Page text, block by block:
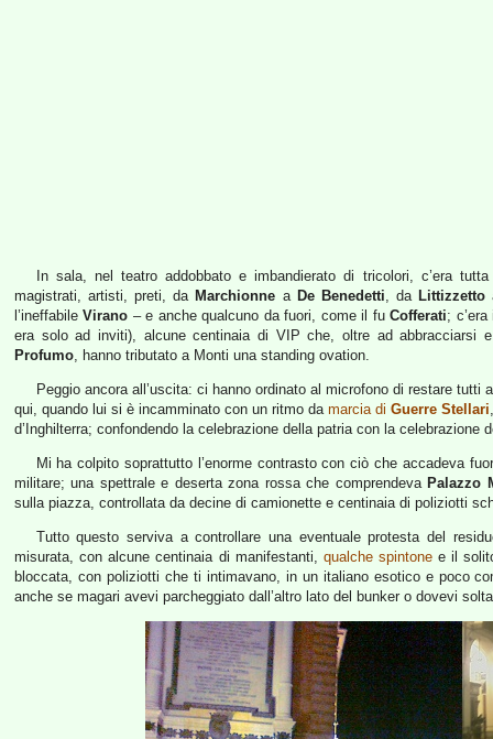
In sala, nel teatro addobbato e imbandierato di tricolori, c’era
magistrati, artisti, preti, da Marchionne a De Benedetti, da Littizzetto
l’ineffabileVirano – e anche qualcuno da fuori, come il fuCofferati;
era solo ad inviti), alcune centinaia di VIP che, oltre ad
Profumo, hanno tributato a Monti una standing ovation.
Peggio ancora all’uscita: ci hanno ordinato al microfono di restare
qui, quando lui si è incamminato con un ritmo da marcia di Guerre Stellari
d’Inghilterra; confondendo la celebrazione della patria con la celebrazione
Mi ha colpito soprattutto l’enorme contrasto con ciò che accadeva
militare; una spettrale e deserta zona rossa che comprendeva Palazzo
sulla piazza, controllata da decine di camionette e centinaia di poliziotti
Tutto questo serviva a controllare una eventuale protesta del
misurata, con alcune centinaia di manifestanti, qualche spintone e il
bloccata, con poliziotti che ti intimavano, in un italiano esotico e poco
anche se magari avevi parcheggiato dall’altro lato del bunker o dovevi